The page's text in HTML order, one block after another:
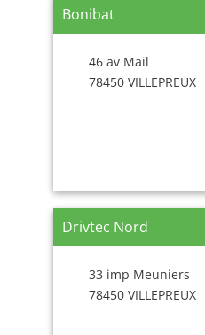
Bonibat
46 av Mail
78450 VILLEPREUX
Drivtec Nord
33 imp Meuniers
78450 VILLEPREUX